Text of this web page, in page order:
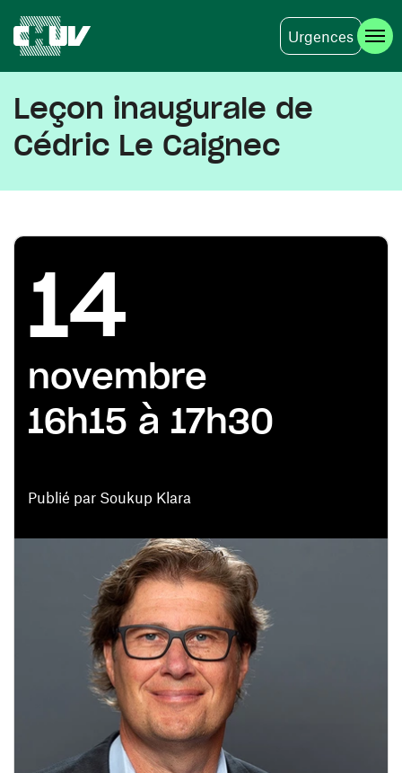
Urgences
Leçon inaugurale de
Cédric Le Caignec
Publié par Soukup Klara
14
novembre
16h15 à 17h30